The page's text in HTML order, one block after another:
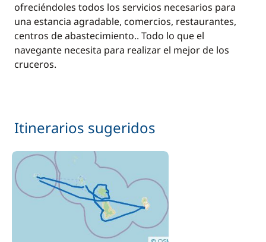
ofreciéndoles todos los servicios necesarios para
una estancia agradable, comercios, restaurantes,
centros de abastecimiento.. Todo lo que el
navegante necesita para realizar el mejor de los
cruceros.
Itinerarios sugeridos